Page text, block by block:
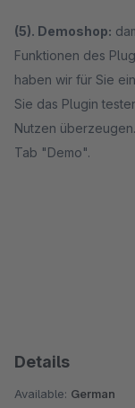
(5). Demoshop:
Funktionen des
haben wir für Sie
Sie das Plugin
Nutzen
Tab "Demo".
Details
Available: German